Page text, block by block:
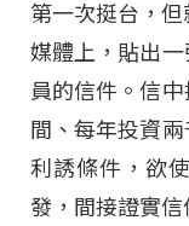
第一次挺台，
媒體上，貼出
員的信件。信
間、每年投資
利誘條件，欲
發，間接證實信